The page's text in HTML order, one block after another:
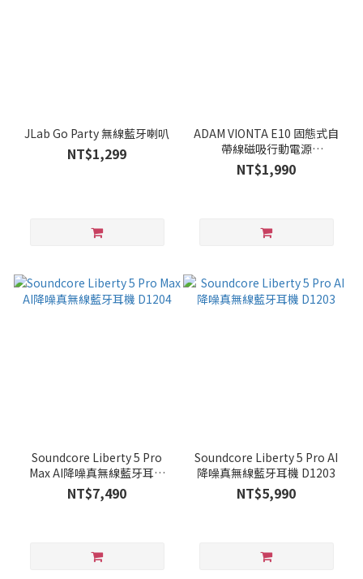
JLab Go Party 無線藍牙喇叭
NT$1,299
ADAM VIONTA E10 固態式自
帶線磁吸行動電源
10000mAh (可上飛機/標示
Wh/3C認證)
NT$1,990
Soundcore Liberty 5 Pro
Max AI降噪真無線藍牙耳機
D1204
NT$7,490
Soundcore Liberty 5 Pro AI
降噪真無線藍牙耳機 D1203
NT$5,990